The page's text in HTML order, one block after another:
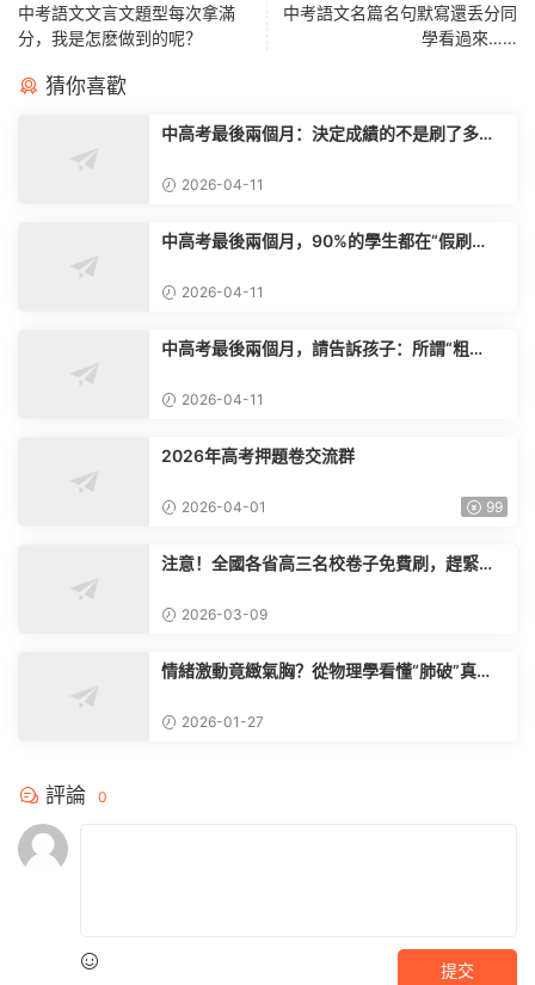
中考語文文言文題型每次拿滿
分，我是怎麽做到的呢？
中考語文名篇名句默寫還丢分同
學看過來……
猜你喜歡
中高考最後兩個月：決定成績的不是刷了多少
2026-04-11
中高考最後兩個月，90%的學生都在“假刷
2026-04-11
中高考最後兩個月，請告訴孩子：所謂“粗
2026-04-11
2026年高考押題卷交流群
2026-04-01 99
注意！全國各省高三名校卷子免費刷，趕緊掃
2026-03-09
情緒激動竟緻氣胸？從物理學看懂“肺破”真
2026-01-27
評論 0
提交